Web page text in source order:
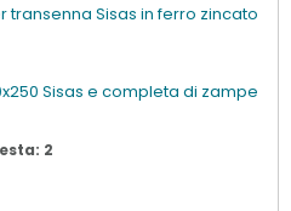
Sisas in ferro zincato
Sisas e completa di zampe
2